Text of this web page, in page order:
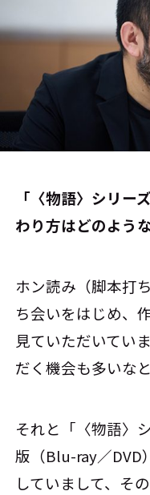
――「〈物語〉シリ
わり方はどのよう
ホン読み（脚本打
ち会いをはじめ、
見ていただいてい
だく機会も多いな
それと「〈物語〉
版（Blu-ray／DVD
していまして、そ